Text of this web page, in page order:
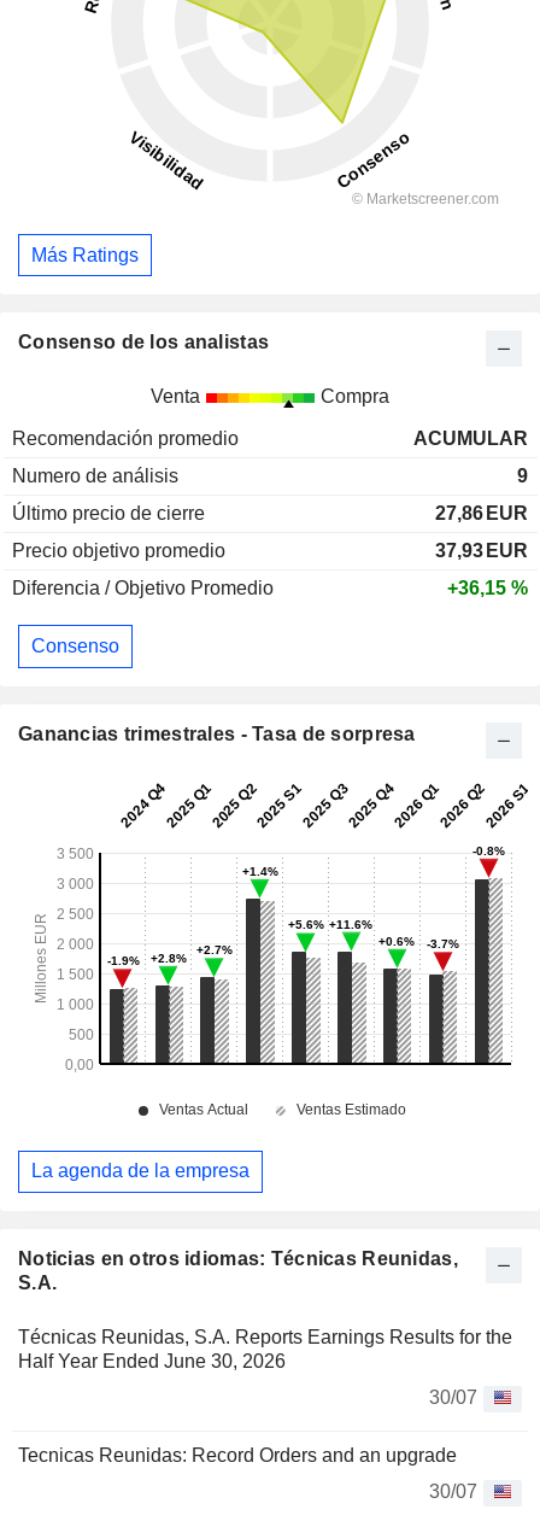
Noticias en otros idiomas: Técnicas Reunidas,
S.A.
Técnicas Reunidas, S.A. Reports Earnings Results for the
Half Year Ended June 30, 2026
30/07
Tecnicas Reunidas: Record Orders and an upgrade
30/07
Más Ratings
Consenso de los analistas
Venta Compra
Recomendación promedio
ACUMULAR
Numero de análisis
9
Último precio de cierre
27,86 EUR
Precio objetivo promedio
37,93 EUR
Diferencia / Objetivo Promedio
+36,15 %
Consenso
Ganancias trimestrales - Tasa de sorpresa
La agenda de la empresa